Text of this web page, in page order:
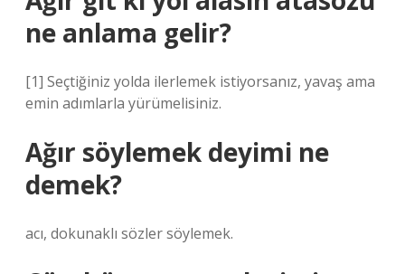
ne anlama gelir?
[1] Seçtiğiniz yolda ilerlemek istiyorsanız, yavaş ama
emin adımlarla yürümelisiniz.
Ağır söylemek deyimi ne
demek?
acı, dokunaklı sözler söylemek.